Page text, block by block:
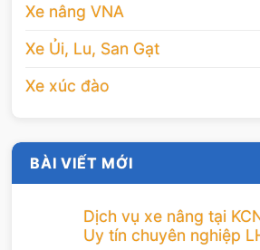
Xe nâng VNA
Xe Ủi, Lu, San Gạt
Xe xúc đào
BÀI VIẾT MỚI
Dịch vụ xe nâng tại
Uy tín chuyên nghiệp